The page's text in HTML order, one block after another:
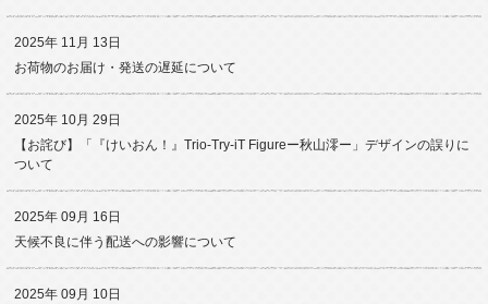
2025年 11月 13日
お荷物のお届け・発送の遅延について
2025年 10月 29日
【お詫び】「『けいおん！』Trio-Try-iT Figureー秋山澪ー」デザインの誤りに
ついて
2025年 09月 16日
天候不良に伴う配送への影響について
2025年 09月 10日